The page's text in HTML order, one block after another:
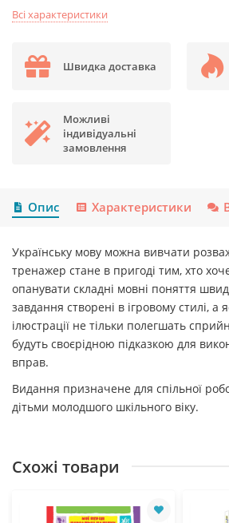
Всі характеристики
Швидка доставка
Можливі
індивідуальні
замовлення
Опис Характеристики
Українську мову можна вивчати
тренажер стане в пригоді тим, хто
опанувати складні мовні поняття
завдання створені в ігровому стилі, а
ілюстрації не тільки полегшать
будуть своєрідною підказкою для
вправ.
Видання призначене для спільної
дітьми молодшого шкільного віку.
Схожі товари